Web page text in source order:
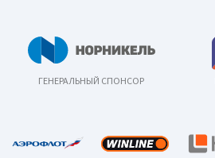
ГЕНЕРАЛЬНЫЙ СПОНСОР